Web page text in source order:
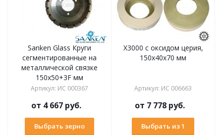
Sanken Glass Круги
сегментированные на
металлической связке
150х50+3F мм
Артикул: ИС 000367
от 4 667 руб.
Выбрать зерно
X3000 с оксидом церия,
150х40х70 мм
Артикул: ИС 006663
от 7 778 руб.
Выбрать из 1